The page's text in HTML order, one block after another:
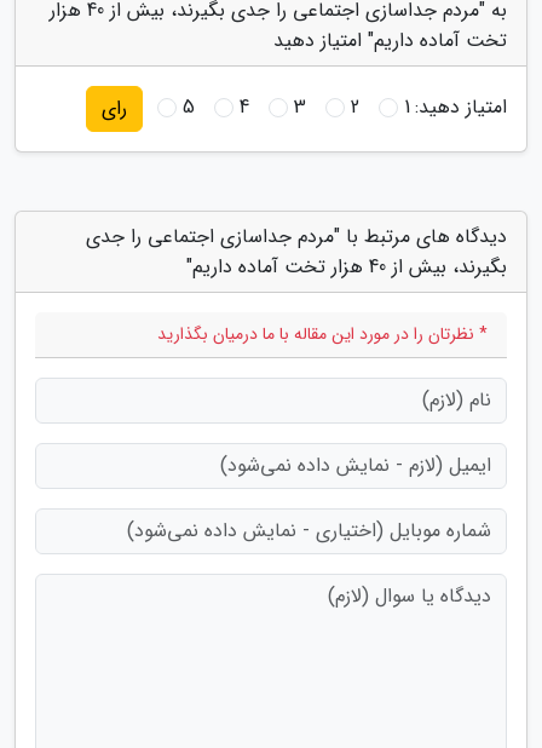
به "مردم جداسازی اجتماعی را جدی بگیرند، بیش از 40 هزار
تخت آماده داریم" امتیاز دهید
امتیاز دهید:1
2
3
4
5 رای
دیدگاه های مرتبط با "مردم جداسازی اجتماعی را جدی
بگیرند، بیش از 40 هزار تخت آماده داریم"
* نظرتان را در مورد این مقاله با ما درمیان بگذارید